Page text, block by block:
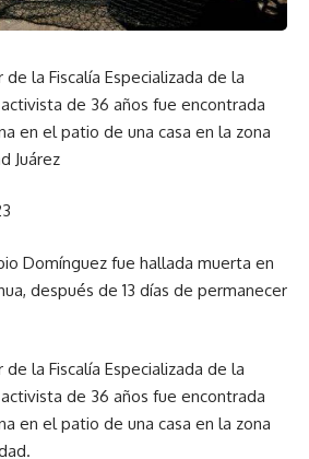
la Fiscalía Especializada de la
de 36 años fue encontrada
en el patio de una casa en la zona
Juárez
Domínguez fue hallada muerta en
después de 13 días de permanecer
la Fiscalía Especializada de la
de 36 años fue encontrada
en el patio de una casa en la zona